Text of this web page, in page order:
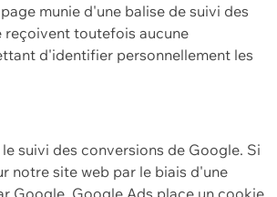
munie d'une balise de suivi des
reçoivent toutefois aucune
d'identifier personnellement les
suivi des conversions de Google. Si
notre site web par le biais d'une